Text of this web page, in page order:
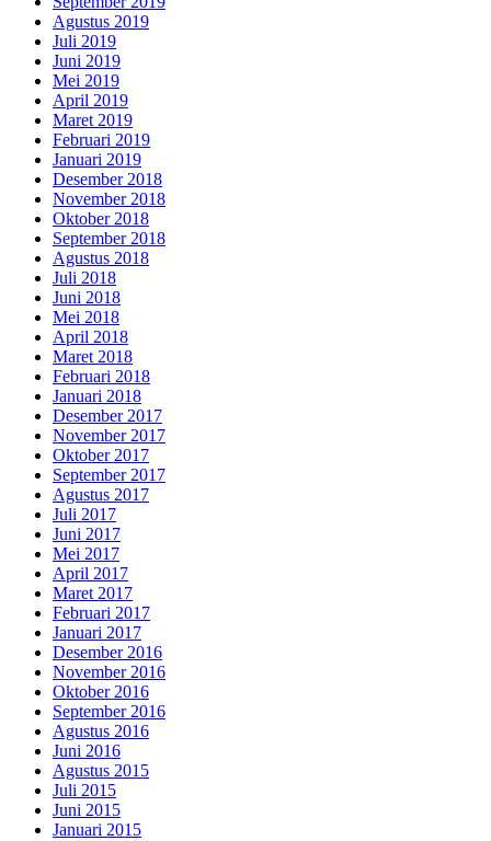
Agustus 2019
Juli 2019
Juni 2019
Mei 2019
April 2019
Maret 2019
Februari 2019
Januari 2019
Desember 2018
November 2018
Oktober 2018
September 2018
Agustus 2018
Juli 2018
Juni 2018
Mei 2018
April 2018
Maret 2018
Februari 2018
Januari 2018
Desember 2017
November 2017
Oktober 2017
September 2017
Agustus 2017
Juli 2017
Juni 2017
Mei 2017
April 2017
Maret 2017
Februari 2017
Januari 2017
Desember 2016
November 2016
Oktober 2016
September 2016
Agustus 2016
Juni 2016
Agustus 2015
Juli 2015
Juni 2015
Januari 2015